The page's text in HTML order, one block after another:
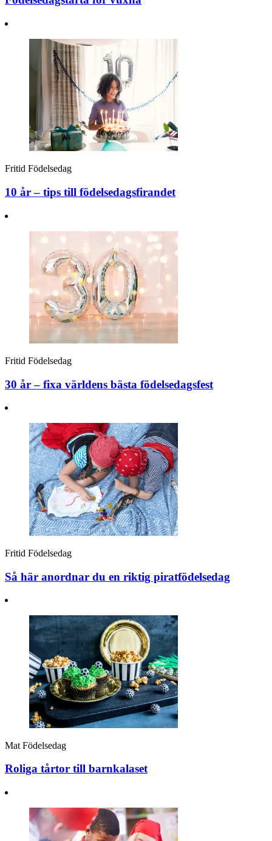
Fritid Födelsedag
10 år – tips till födelsedagsfirandet
Fritid Födelsedag
30 år – fixa världens bästa födelsedagsfest
Fritid Födelsedag
Så här anordnar du en riktig piratfödelsedag
Mat Födelsedag
Roliga tårtor till barnkalaset